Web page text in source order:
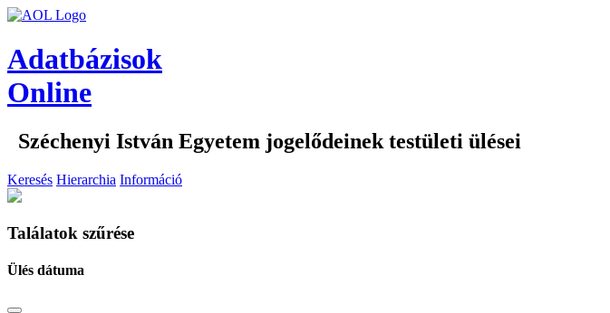
Adatbázisok
Online
Széchenyi István Egyetem jogelődeinek testületi ülései
Keresés Hierarchia Információ
Találatok szűrése
Ülés dátuma